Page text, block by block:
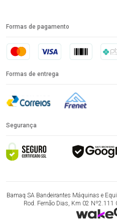
Formas de pagamento
Formas de entrega
Segurança
Bamaq SA Bandeirantes Máquinas e
Rod. Fernão Dias, Km 02